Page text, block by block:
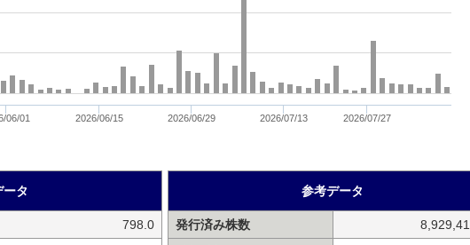
06/01 2026/06/15 2026/06/29 2026/07/13 2026/07/27
タ
798.0
参考データ
発行済み株数